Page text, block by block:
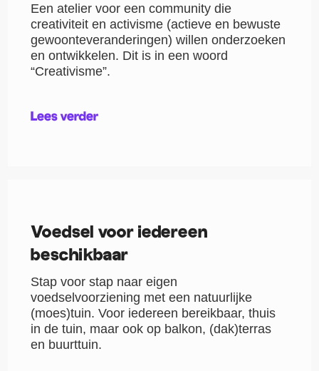
Een atelier voor een community die
creativiteit en activisme (actieve en bewuste
gewoonteveranderingen) willen onderzoeken
en ontwikkelen. Dit is in een woord
“Creativisme”.
Lees verder
Voedsel voor iedereen
beschikbaar
Stap voor stap naar eigen
voedselvoorziening met een natuurlijke
(moes)tuin. Voor iedereen bereikbaar, thuis
in de tuin, maar ook op balkon, (dak)terras
en buurttuin.